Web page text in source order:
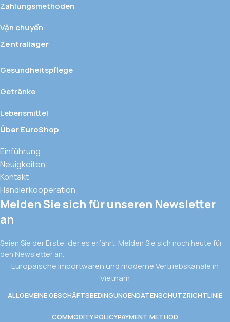
Zahlungsmethoden
Vận chuyển
Zentrallager
Gesundheitspflege
Getränke
Lebensmittel
Über EuroShop
Einführung
Neuigkeiten
Kontakt
Händlerkooperation
Melden Sie sich für unseren Newsletter
an
Seien Sie der Erste, der es erfährt. Melden Sie sich noch heute für
den Newsletter an.
Europäische Importwaren und moderne Vertriebskanäle in
Vietnam
ALLGEMEINE GESCHÄFTSBEDINGUNGENDATENSCHUTZRICHTLINIE
COMMODITY POLICYPAYMENT METHOD